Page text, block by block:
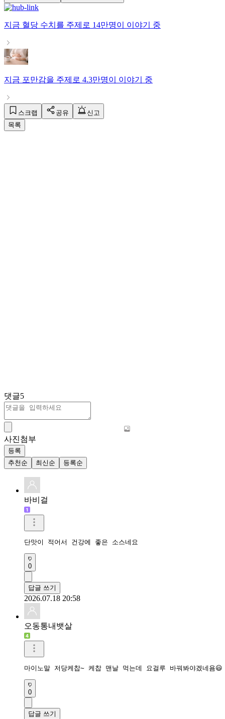
지금 혈당 수치 를 주제로 14만명이 이야기 중
지금 포만감을 주제로 4.3만명이 이야기 중
스크랩 공유
신고
목록
댓글5
사진첨부
등록
추천순
최신순 등록순
바비걸
단맛이 적어서 건강에 좋은 소스네요
0
답글 쓰기
2026.07.18 20:58
오동통내뱃살
마이노말 저당케찹~ 케찹 맨날 먹는데 요걸루 바꿔봐야겠네욤😃
0
답글 쓰기